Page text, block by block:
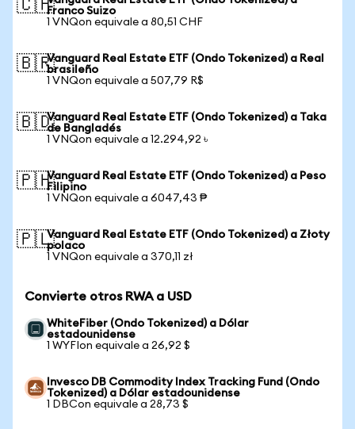
🇨🇭Franco Suizo
1 VNQon equivale a 80,51 CHF
🇧🇷Vanguard Real Estate ETF (Ondo Tokenized) a Real
brasileño
1 VNQon equivale a 507,79 R$
🇧🇩Vanguard Real Estate ETF (Ondo Tokenized) a Taka
de Bangladés
1 VNQon equivale a 12.294,92 ৳
🇵🇭Vanguard Real Estate ETF (Ondo Tokenized) a Peso
Filipino
1 VNQon equivale a 6047,43 ₱
🇵🇱Vanguard Real Estate ETF (Ondo Tokenized) a Złoty
polaco
1 VNQon equivale a 370,11 zł
Convierte otros RWA a USD
WhiteFiber (Ondo Tokenized) a Dólar
estadounidense
1 WYFIon equivale a 26,92 $
Invesco DB Commodity Index Tracking Fund (Ondo
Tokenized) a Dólar estadounidense
1 DBCon equivale a 28,73 $